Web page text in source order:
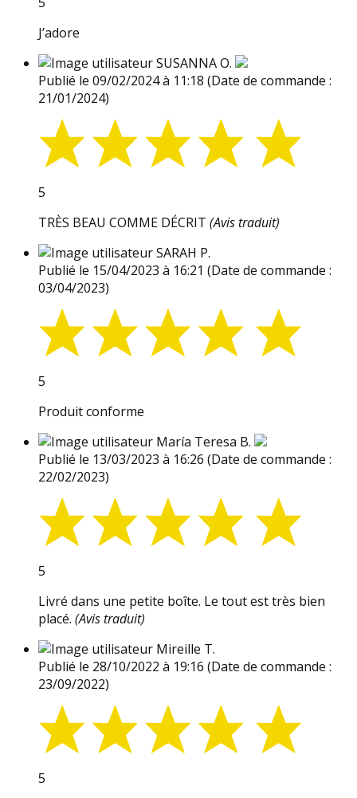
J’adore
SUSANNA O.
Publié le 09/02/2024 à 11:18 (Date de commande :
21/01/2024)
5
TRÈS BEAU COMME DÉCRIT (Avis traduit)
SARAH P.
Publié le 15/04/2023 à 16:21 (Date de commande :
03/04/2023)
5
Produit conforme
María Teresa B.
Publié le 13/03/2023 à 16:26 (Date de commande :
22/02/2023)
5
Livré dans une petite boîte. Le tout est très bien
placé. (Avis traduit)
Mireille T.
Publié le 28/10/2022 à 19:16 (Date de commande :
23/09/2022)
5